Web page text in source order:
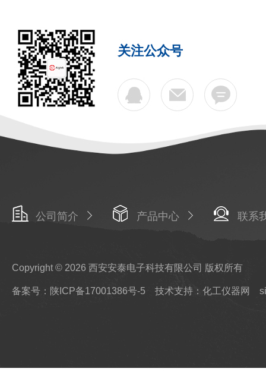
关注公众号
公司简介 产品中心 联系
Copyright © 2026 西安安泰电子科技有限公司 版权所有
备案号：陕ICP备17001386号-5 技术支持：化工仪器网